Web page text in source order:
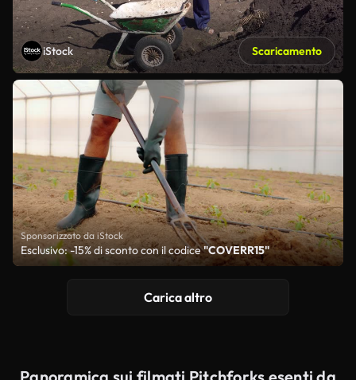
iStock Scaricamento
Sponsorizzato da iStock
Esclusivo: -15% di sconto con il codice"COVERR15"
Carica altro